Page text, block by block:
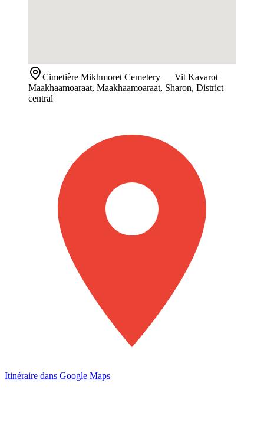
Cimetière Mikhmoret Cemetery — Vit Kavarot
Maakhaamoaraat, Maakhaamoaraat, Sharon, District
central
Itinéraire dans Google Maps